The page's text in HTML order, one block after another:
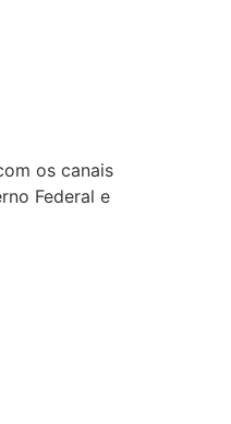
os canais
Federal e